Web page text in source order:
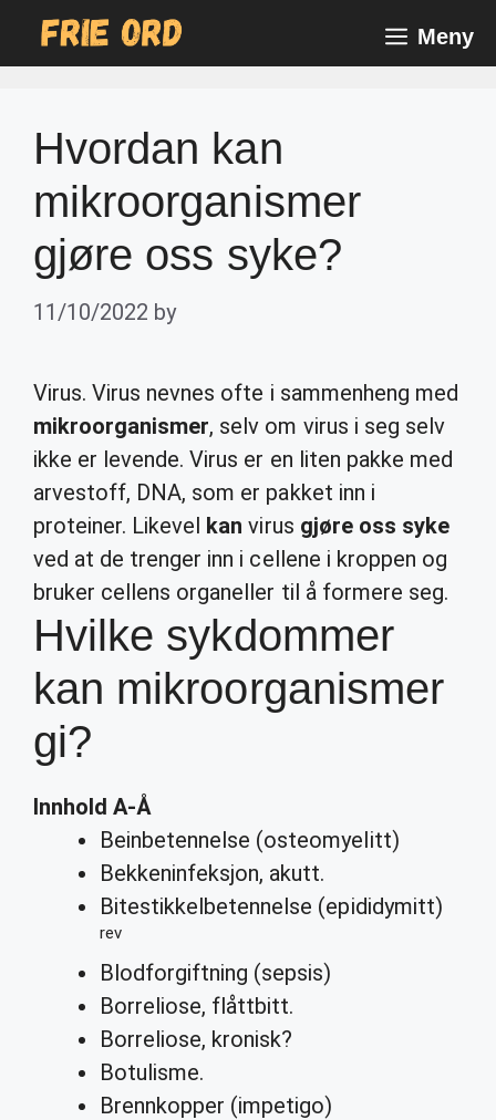
Meny
Hvordan kan
mikroorganismer
gjøre oss syke?
11/10/2022 by
Virus. Virus nevnes ofte i sammenheng med
mikroorganismer, selv om virus i seg selv
ikke er levende. Virus er en liten pakke med
arvestoff, DNA, som er pakket inn i
proteiner. Likevel kan virus gjøre oss syke
ved at de trenger inn i cellene i kroppen og
bruker cellens organeller til å formere seg.
Hvilke sykdommer
kan mikroorganismer
gi?
Innhold A-Å
Beinbetennelse (osteomyelitt)
Bekkeninfeksjon, akutt.
Bitestikkelbetennelse (epididymitt)
rev
Blodforgiftning (sepsis)
Borreliose, flåttbitt.
Borreliose, kronisk?
Botulisme.
Brennkopper (impetigo)